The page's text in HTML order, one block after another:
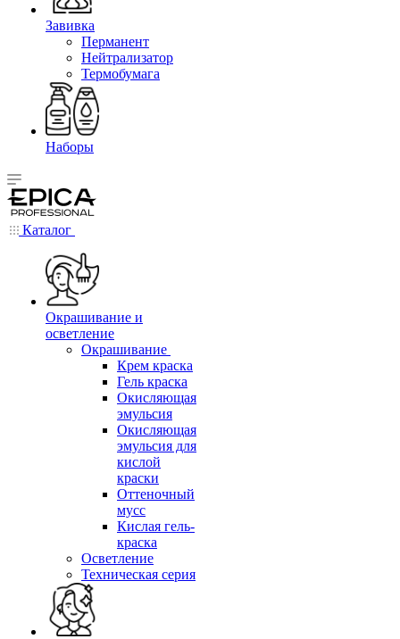
Завивка
Перманент
Нейтрализатор
Термобумага
Наборы
Каталог
Окрашивание и
осветление
Окрашивание
Крем краска
Гель краска
Окисляющая
эмульсия
Окисляющая
эмульсия для
кислой
краски
Оттеночный
мусс
Кислая гель-
краска
Осветление
Техническая серия